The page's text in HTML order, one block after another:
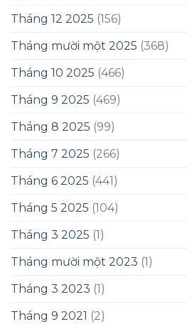
Tháng 12 2025 (156)
Tháng mười một 2025 (368)
Tháng 10 2025 (466)
Tháng 9 2025 (469)
Tháng 8 2025 (99)
Tháng 7 2025 (266)
Tháng 6 2025 (441)
Tháng 5 2025 (104)
Tháng 3 2025 (1)
Tháng mười một 2023 (1)
Tháng 3 2023 (1)
Tháng 9 2021 (2)